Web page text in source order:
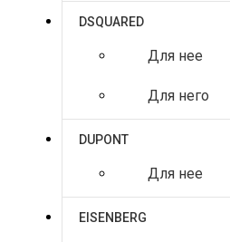
DSQUARED
Для нее
Для него
DUPONT
Для нее
EISENBERG